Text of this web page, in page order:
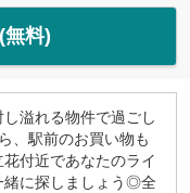
無料)
溢れる物件で過ごし
、駅前のお買い物も
付近であなたのライ
緒に探しましょう◎全